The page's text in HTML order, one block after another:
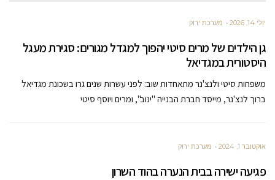
יולי 14, 2026 מערכת ירוק
גן הילדים של מרים סיטי יהפוך למגדל מגורים: סגירת מעגל
היסטורית במגדיאל
משפחות סיטי ולנצ'נר מתאחדות שוב: לפני עשרות שנים גרו בשכונת מגדיאל
ברוך לנצ'נר, מייסד חברת הבנייה "ינוב", ומרים ויוסף סיטי
אוקטובר 1, 2024 מערכת ירוק
פגיעה ישירה בבית הנערה בהוד השרון